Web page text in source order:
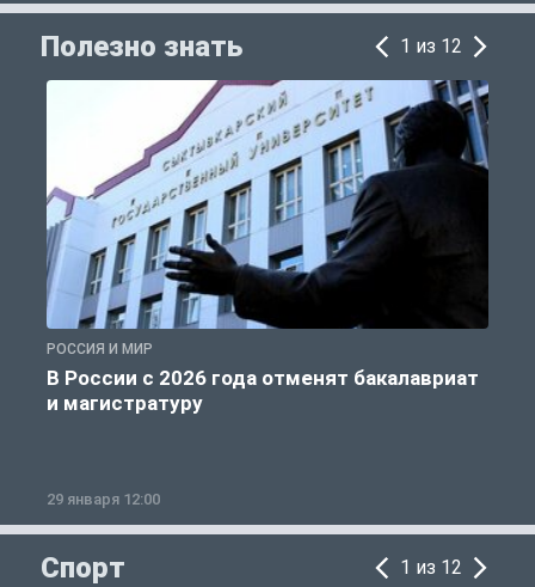
Полезно знать 1 из 12
РОССИЯ И МИР
В России с 2026 года отменят бакалавриат
и магистратуру
29 января 12:00
Спорт 1 из 12